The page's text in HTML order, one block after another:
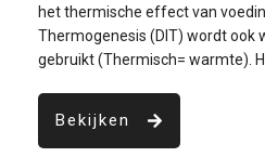
het thermische effect van
Thermogenesis (DIT) wordt ook
gebruikt (Thermisch= warmte).
Bekijken